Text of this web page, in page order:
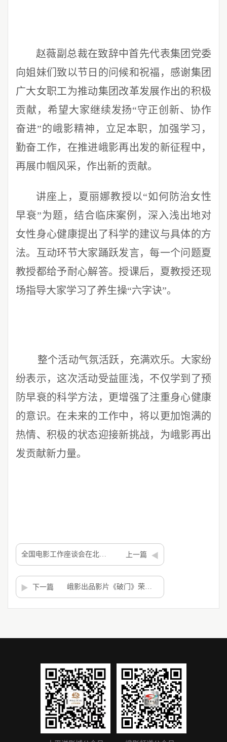
赵薇副总裁在致辞中首先代表集团党委
向姐妹们致以节日的问候和祝福，感谢集团
广大女职工为推动集团改革发展作出的积极
贡献，希望大家继续发扬“守正创新、协作
奋进”的峨影精神，立足本职，加强学习，
勤奋工作，在推进峨影再出发的新征程中，
再展巾帼风采，作出新的贡献。
讲座上， 夏丽娜教授以“如何防治女性
早衰”为题，结合临床案例，深入浅出地对
女性身心健康提出了科学的建议与具体的方
法。互动环节大家踊跃发言，每一个问题夏
教授都给予耐心解答。授课后，夏教授还现
场指导大家学习了养生操“六字诀”。
整个活动气氛活跃，充满欢乐。大家纷
纷表示，这次活动受益匪浅，不仅学到了预
防早衰的科学方法，更增强了注重身心健康
的意识。在未来的工作中，将以更加饱满的
热情、积极的状态迎接新挑战，为峨影再出
发贡献新力量。
上一篇
下一篇